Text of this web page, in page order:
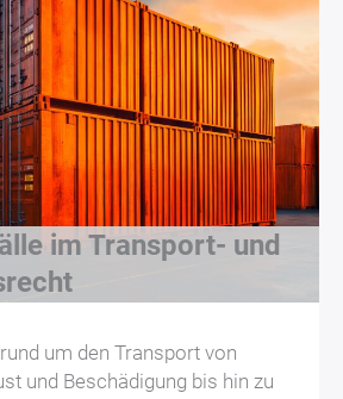
im Transport- und
um den Transport von
und Beschädigung bis hin zu